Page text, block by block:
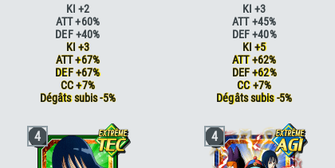
ATT +25% DEF +25% <=80% HP
Boss ATT +25% DEF +25%
Ambition de conquêteATT +15%
Ambition de conquêteATT +15% DEF
KI +2
ATT +60%
DEF +40%
KI +3
ATT +67%
DEF +67%
CC +7%
Dégâts subis -5%
ATT +25% DEF +25% <=80% HP
Boss ATT +25% DEF +25%
Conseils des boules de cristal
+20%
KI +3
ATT +45%
DEF +40%
KI +5
ATT +62%
DEF +62%
CC +7%
Dégâts subis -5%
4 4